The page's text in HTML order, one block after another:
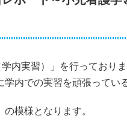
内実習）」を行っており
内での実習を頑張ってい
模様となります。